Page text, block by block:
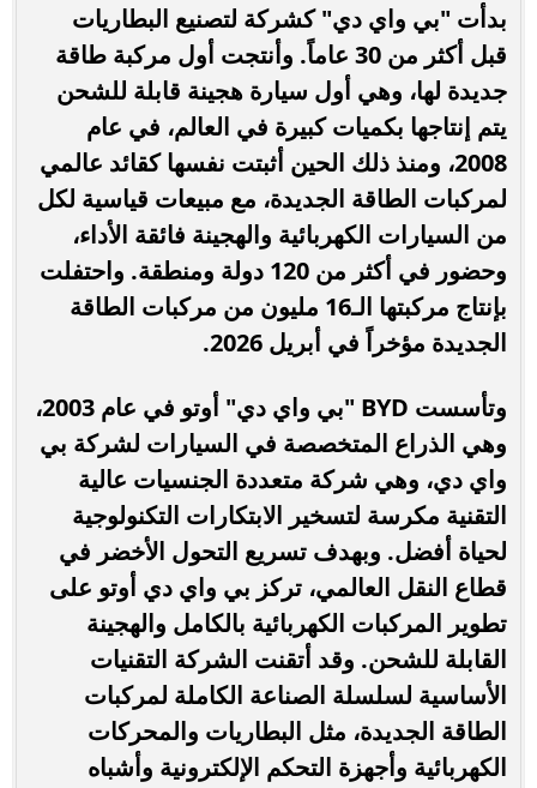
بدأت "بي واي دي" كشركة لتصنيع البطاريات
قبل أكثر من 30 عاماً. وأنتجت أول مركبة طاقة
جديدة لها، وهي أول سيارة هجينة قابلة للشحن
يتم إنتاجها بكميات كبيرة في العالم، في عام
2008، ومنذ ذلك الحين أثبتت نفسها كقائد عالمي
لمركبات الطاقة الجديدة، مع مبيعات قياسية لكل
من السيارات الكهربائية والهجينة فائقة الأداء،
وحضور في أكثر من 120 دولة ومنطقة. واحتفلت
بإنتاج مركبتها الـ16 مليون من مركبات الطاقة
الجديدة مؤخراً في أبريل 2026.
وتأسست BYD "بي واي دي" أوتو في عام 2003،
وهي الذراع المتخصصة في السيارات لشركة بي
واي دي، وهي شركة متعددة الجنسيات عالية
التقنية مكرسة لتسخير الابتكارات التكنولوجية
لحياة أفضل. وبهدف تسريع التحول الأخضر في
قطاع النقل العالمي، تركز بي واي دي أوتو على
تطوير المركبات الكهربائية بالكامل والهجينة
القابلة للشحن. وقد أتقنت الشركة التقنيات
الأساسية لسلسلة الصناعة الكاملة لمركبات
الطاقة الجديدة، مثل البطاريات والمحركات
الكهربائية وأجهزة التحكم الإلكترونية وأشباه